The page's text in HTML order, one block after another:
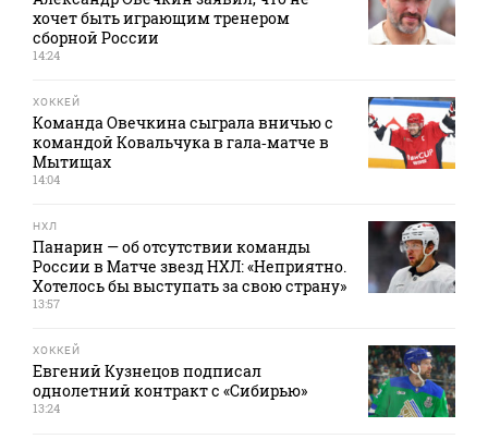
хочет быть играющим тренером
сборной России
14:24
ХОККЕЙ
Команда Овечкина сыграла вничью с
командой Ковальчука в гала‑матче в
Мытищах
14:04
НХЛ
Панарин — об отсутствии команды
России в Матче звезд НХЛ: «Неприятно.
Хотелось бы выступать за свою страну»
13:57
ХОККЕЙ
Евгений Кузнецов подписал
однолетний контракт с «Сибирью»
13:24